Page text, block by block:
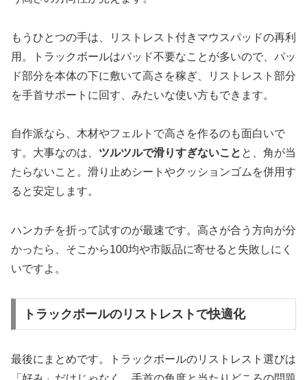
もうひとつの手は、リストレスト付きマウスパッドの再利
用。トラックボールはパッド不要なことが多いので、パッ
ド部分を本体の下に敷いて高さを稼ぎ、リストレスト部分
を手首サポートに回す、みたいな使い方もできます。
自作派なら、木材やフェルトで高さを作るのも面白いで
す。大事なのは、 ツルツルで滑りすぎないこと と、角が当
たらないこと。滑り止めシートやクッションゴムを併用す
ると安定します。
ハンカチを折って試すのが最速です。高さが合う方向が分
かったら、そこから100均や市販品に寄せると失敗しにく
いですよ。
トラックボールのリストレストで快適化
最後にまとめです。トラックボールのリストレスト選びは